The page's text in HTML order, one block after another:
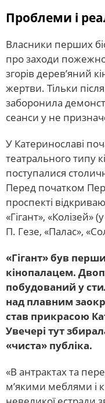
Проблеми і
Власники перших
про заходи
згорів дерев’яний
жертви. Тільки після
заборонила
сеанси у не
У Катеринославі
театрального типу
поступалися
Перед початком
проспекті
«Гігант», «Колізей»
П. Гезе, «Палас»,
«Гігант» був
кінопалацем.
побудований у
над плавним
став прикрасою
Увечері тут
«чиста» публіка.
«В антрактах та
м’якими меблями і